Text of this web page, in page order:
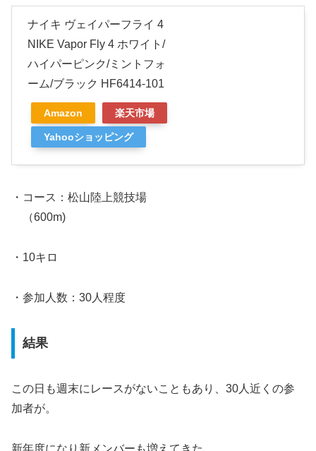
ナイキ ヴェイパーフライ 4
NIKE Vapor Fly 4 ホワイト/
ハイパーピンク/ミントフォ
ーム/ブラック HF6414-101
Amazon 楽天市場
Yahooショッピング
・コース：松山陸上競技場
（600m)
・10キロ
・参加人数：30人程度
結果
この日も週末にレースがないこともあり、30人近くの参
加者が。